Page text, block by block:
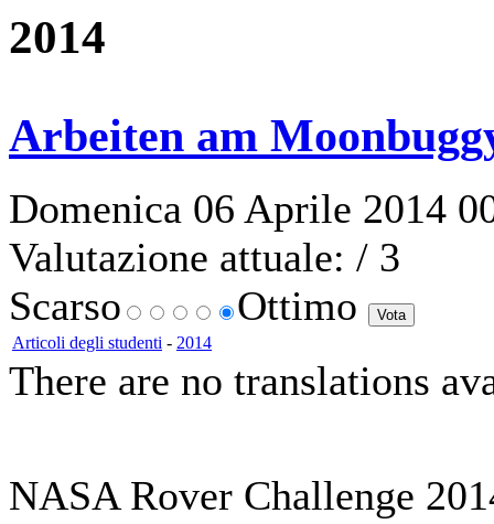
2014
Arbeiten am
Domenica 06 Aprile 2014
Valutazione attuale: / 3
Scarso
Ottimo
Articoli degli studenti - 2014
There are no translations
NASA Rover Challenge